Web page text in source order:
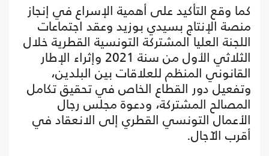
كما وقع التأكيد على أهمية الإسراع في إنجاز
منصة الإنتاج بسيدي بوزيد وعقد اجتماعات
اللجنة العليا المشتركة التونسية القطرية خلال
الثلاثي الأول من سنة 2021 وإثراء الإطار
القانوني المنظم للعلاقات بين البلدين،
وتفعيل دور القطاع الخاص في تحقيق تكامل
المصالح المشتركة، ودعوة مجلس رجال
الأعمال التونسي القطري إلى الانعقاد في
أقرب الآجال.